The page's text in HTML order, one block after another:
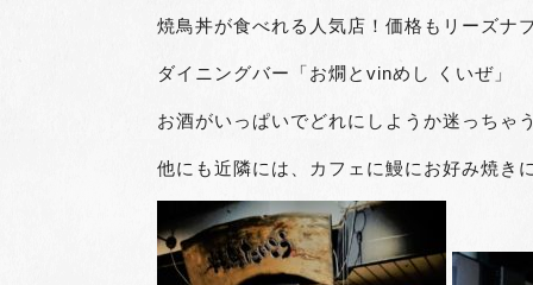
焼鳥丼が食べれる人気店！価格もリーズ
ダイニングバー「お燗とvinめし くいぜ」
お酒がいっぱいでどれにしようか迷っちゃ
他にも近隣には、カフェに鰻にお好み焼き